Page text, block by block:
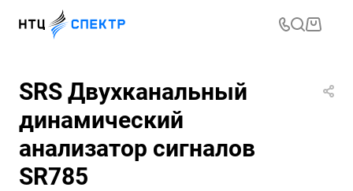
SRS Двухканальный
динамический
анализатор сигналов
SR785